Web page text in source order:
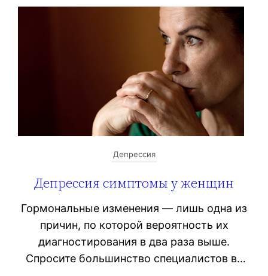
Депрессия
Депрессия симптомы у женщин
Гормональные изменения — лишь одна из
причин, по которой вероятность их
диагностирования в два раза выше.
Спросите большинство специалистов в…